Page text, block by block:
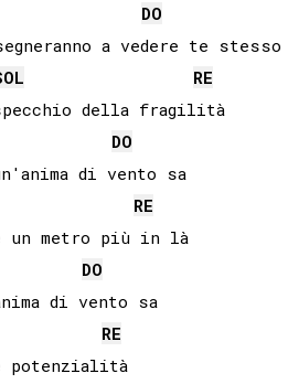
DO
a vedere te stesso
RE
della fragilità
DO
di vento sa
RE
un metro più in là
DO
di vento sa
RE
potenzialità